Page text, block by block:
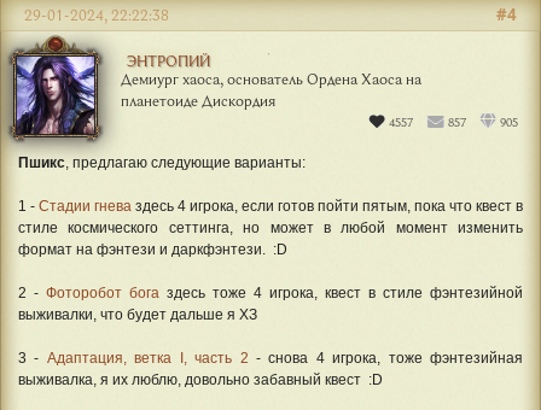
ЭНТРОПИЙ
Демиург хаоса, основатель Ордена Хаоса на
планетоиде Дискордия
4557 857 905
#4
29-01-2024, 22:22:38
Пшикс , предлагаю следующие варианты:
1 - Стадии гнева здесь 4 игрока, если готов пойти пятым, пока что квест в
стиле космического сеттинга, но может в любой момент изменить
формат на фэнтези и даркфэнтези. :D
2 - Фоторобот бога здесь тоже 4 игрока, квест в стиле фэнтезийной
выживалки, что будет дальше я ХЗ
3 - Адаптация, ветка I, часть 2 - снова 4 игрока, тоже фэнтезийная
выживалка, я их люблю, довольно забавный квест :D